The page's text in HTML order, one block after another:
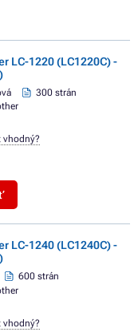
LC-1220 (LC1220C) -
300 strán
vhodný?
LC-1240 (LC1240C) -
600 strán
vhodný?